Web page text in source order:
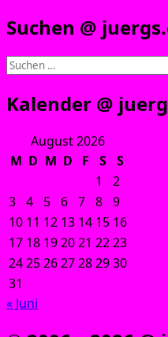
Suchen @
Suchen
Kalender @
August 2026
M D M D F S
S
1
2
3 4 5 6 7 8 9
10 11 12 13 14 15 16
17 18 192021 2223
24252627282930
31
« Juni